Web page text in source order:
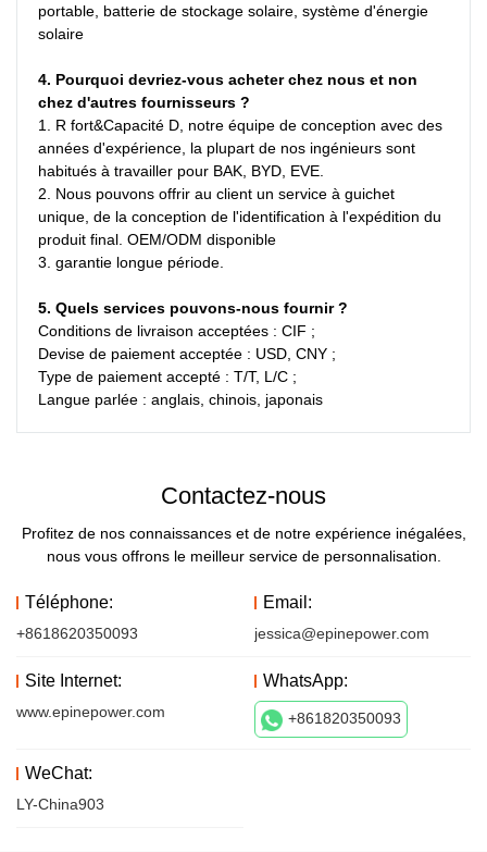
portable, batterie de stockage solaire, système d'énergie
solaire
4. Pourquoi devriez-vous acheter chez nous et non
chez d'autres fournisseurs ?
1. R fort&Capacité D, notre équipe de conception avec des
années d'expérience, la plupart de nos ingénieurs sont
habitués à travailler pour BAK, BYD, EVE.
2. Nous pouvons offrir au client un service à guichet
unique, de la conception de l'identification à l'expédition du
produit final. OEM/ODM disponible
3. garantie longue période.
5. Quels services pouvons-nous fournir ?
Conditions de livraison acceptées : CIF ;
Devise de paiement acceptée : USD, CNY ;
Type de paiement accepté : T/T, L/C ;
Langue parlée : anglais, chinois, japonais
Contactez-nous
Profitez de nos connaissances et de notre expérience inégalées,
nous vous offrons le meilleur service de personnalisation.
Téléphone:
+8618620350093
Email:
jessica@epinepower.com
Site Internet:
www.epinepower.com
WhatsApp:
+861820350093
WeChat:
LY-China903